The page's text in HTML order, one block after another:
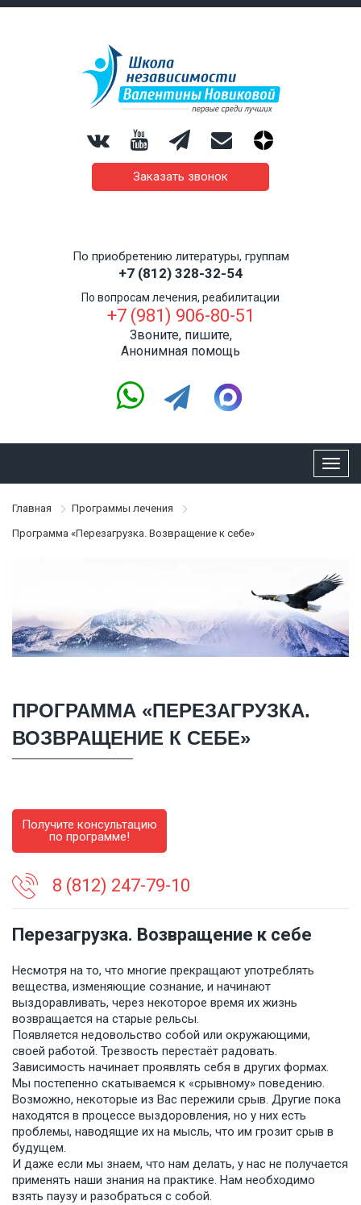
Заказать звонок
По приобретению литературы, группам
+7 (812) 328-32-54
По вопросам лечения, реабилитации
+7 (981) 906-80-51
Звоните, пишите,
Анонимная помощь
Главная Программы лечения
Программа «Перезагрузка. Возвращение к себе»
ПРОГРАММА «ПЕРЕЗАГРУЗКА.
ВОЗВРАЩЕНИЕ К СЕБЕ»
Получите консультацию
по программе!
8 (812) 247-79-10
Перезагрузка. Возвращение к себе
Несмотря на то, что многие прекращают употреблять
вещества, изменяющие сознание, и начинают
выздоравливать, через некоторое время их жизнь
возвращается на старые рельсы.
Появляется недовольство собой или окружающими,
своей работой. Трезвость перестаёт радовать.
Зависимость начинает проявлять себя в других формах.
Мы постепенно скатываемся к «срывному» поведению.
Возможно, некоторые из Вас пережили срыв. Другие пока
находятся в процессе выздоровления, но у них есть
проблемы, наводящие их на мысль, что им грозит срыв в
будущем.
И даже если мы знаем, что нам делать, у нас не получается
применять наши знания на практике. Нам необходимо
взять паузу и разобраться с собой.